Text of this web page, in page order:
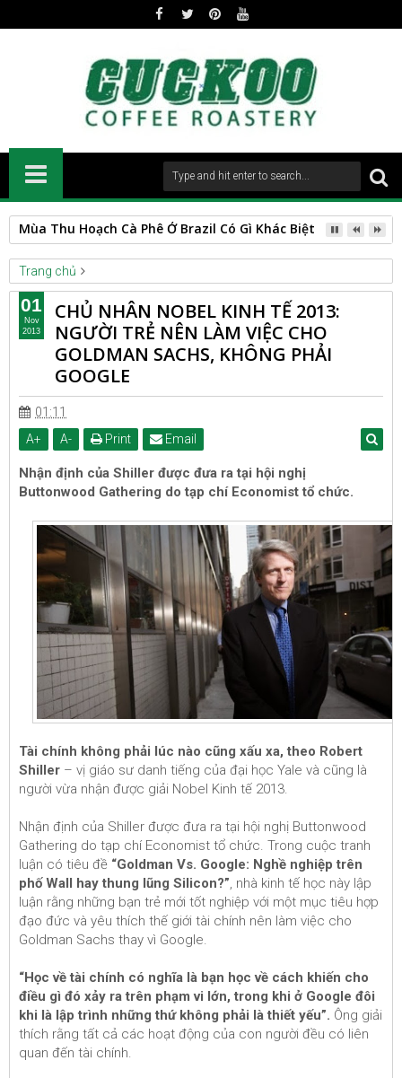
Mùa Thu Hoạch Cà Phê Ở Brazil Có Gì Khác Biệt?
Trang chủ
BUSINESS
FINANCE
tin_chinh
CHỦ NHÂN NOBEL KINH TẾ 2013: NGƯỜI TRẺ NÊN LÀM VIỆC
CHO GOLDMAN SACHS, KHÔNG PHẢI GOOGLE
CHỦ NHÂN NOBEL KINH TẾ 2013:
NGƯỜI TRẺ NÊN LÀM VIỆC CHO
GOLDMAN SACHS, KHÔNG PHẢI
GOOGLE
01:11
A+ A- Print Email
Nhận định của Shiller được đưa ra tại hội nghị
Buttonwood Gathering do tạp chí Economist tổ chức.
Tài chính không phải lúc nào cũng xấu xa, theo Robert
Shiller – vị giáo sư danh tiếng của đại học Yale và cũng là
người vừa nhận được giải Nobel Kinh tế 2013.
Nhận định của Shiller được đưa ra tại hội nghị Buttonwood
Gathering do tạp chí Economist tổ chức. Trong cuộc tranh
luận có tiêu đề “Goldman Vs. Google: Nghề nghiệp trên
phố Wall hay thung lũng Silicon?”, nhà kinh tế học này lập
luận rằng những bạn trẻ mới tốt nghiệp với một mục tiêu hợp
đạo đức và yêu thích thế giới tài chính nên làm việc cho
Goldman Sachs thay vì Google.
“Học về tài chính có nghĩa là bạn học về cách khiến cho
điều gì đó xảy ra trên phạm vi lớn, trong khi ở Google đôi
khi là lập trình những thứ không phải là thiết yếu”. Ông giải
thích rằng tất cả các hoạt động của con người đều có liên
quan đến tài chính.
01
Nov
2013